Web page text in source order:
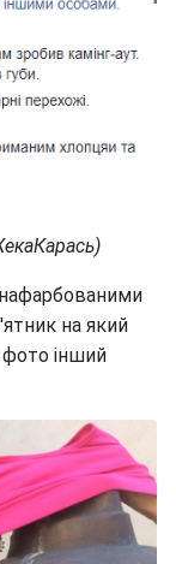
на який
інший